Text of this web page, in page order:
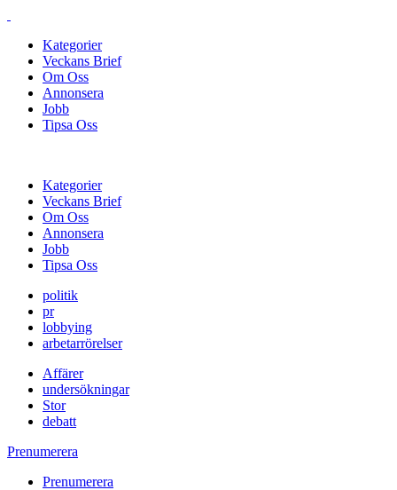
Kategorier
Veckans Brief
Om Oss
Annonsera
Jobb
Tipsa Oss
Kategorier
Veckans Brief
Om Oss
Annonsera
Jobb
Tipsa Oss
politik
pr
lobbying
arbetarrörelser
Affärer
undersökningar
Stor
debatt
Prenumerera
Prenumerera